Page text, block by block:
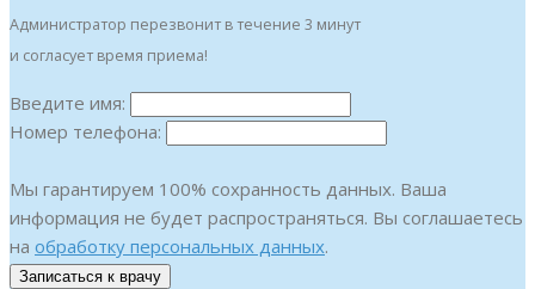
Администратор перезвонит в течение 3 минут
и согласует время приема!
Введите имя:
Номер телефона:
Мы гарантируем 100% сохранность данных. Ваша
информация не будет распространяться. Вы соглашаетесь
на обработку персональных данных.